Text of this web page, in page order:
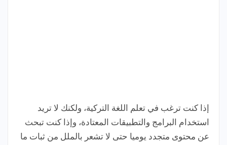
إذا كنت ترغب في تعلم اللغة التركية، ولكنك لا تريد
استخدام البرامج والتطبيقات المعتادة، وإذا كنت تبحث
عن محتوى متجدد يوميا حتى لا تشعر بالملل من ثبات ما